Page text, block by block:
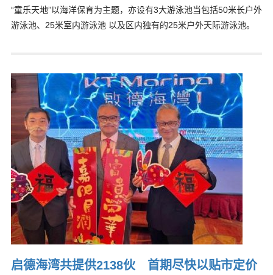
“童乐天地”以海洋保育为主题，亦设有3大游泳池当包括50米长户外
游泳池、25米室内游泳池 以及区内独有的25米户外天际游泳池。
启德海湾共提供2138伙 首期尽快以贴市定价